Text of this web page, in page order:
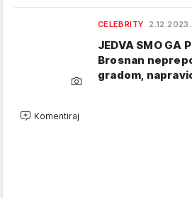
CELEBRITY 2.12.2023.
JEDVA SMO GA
Brosnan
gradom,
Komentiraj